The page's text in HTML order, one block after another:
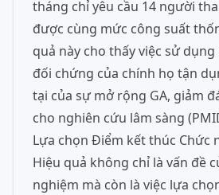
tháng chỉ yêu cầu 14 người
được cùng mức công suất
quả này cho thấy việc sử
đối chứng của chính họ tận
tại của sự mở rộng GA, giảm
cho nghiên cứu lâm sàng
Lựa chọn Điểm kết thúc Chức
Hiệu quả không chỉ là vấn đề
nghiệm mà còn là việc lựa